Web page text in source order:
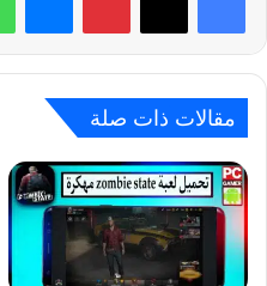
مقالات ذات صلة